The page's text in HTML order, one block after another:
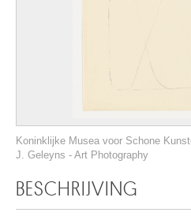
Koninklijke Musea voor Schone
J. Geleyns - Art Photography
BESCHRIJVING